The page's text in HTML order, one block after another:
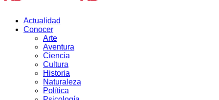
Actualidad
Conocer
Arte
Aventura
Ciencia
Cultura
Historia
Naturaleza
Política